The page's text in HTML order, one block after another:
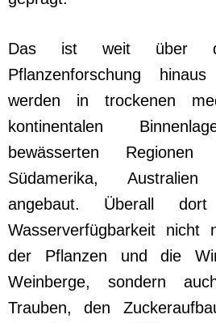
Das ist weit über
Pflanzenforschung
werden in trockenen
kontinentalen
bewässerten
Südamerika,
angebaut. Überall
Wasserverfügbarkeit nicht
der Pflanzen und die
Weinberge, sondern
Trauben, den